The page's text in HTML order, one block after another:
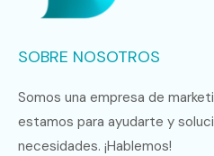
SOBRE NOSOTROS
Somos una empresa de
estamos para ayudarte y
necesidades. ¡Hablemos!